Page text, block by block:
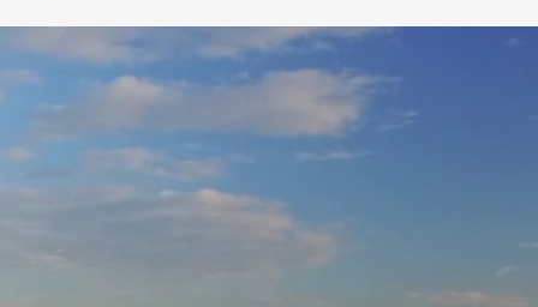
numero di visitatori.
Durante la giornata vengono proposte
degustazioni del Salame di Varzi D.O.P. e di
prodotti De.Co.
(Denominazione Comunale), stand
enogastronomici presenti lungo tutto il percorso,
giochi e mestieri dell’epoca, spettacoli itineranti,
esibizioni di giocolieri, balestrieri e spadaccini: è il
menù della Fiera di San Damiano.